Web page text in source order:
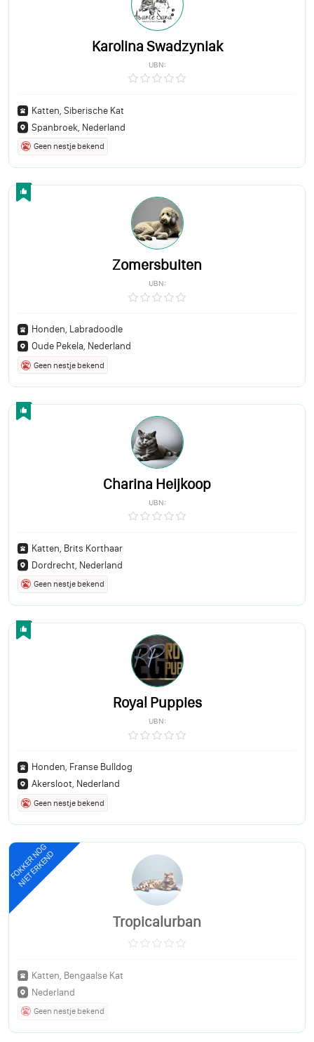
Karolina Swadzyniak
UBN:
Katten, Siberische Kat
Spanbroek, Nederland
Geen nestje bekend
Zomersbuiten
UBN:
Honden, Labradoodle
Oude Pekela, Nederland
Geen nestje bekend
Charina Heijkoop
UBN:
Katten, Brits Korthaar
Dordrecht, Nederland
Geen nestje bekend
Royal Puppies
UBN:
Honden, Franse Bulldog
Akersloot, Nederland
Geen nestje bekend
FOKKER NOG
NIET ERKEND
Tropicalurban
Katten, Bengaalse Kat
Nederland
Geen nestje bekend